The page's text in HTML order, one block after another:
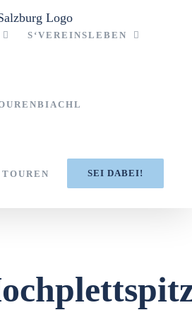
S‘VEREINSLEBEN
TOUREN SEI DABEI!